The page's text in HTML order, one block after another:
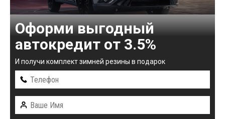
Оформи выгодный
автокредит от 3.5%
И получи комплект зимней резины в подарок